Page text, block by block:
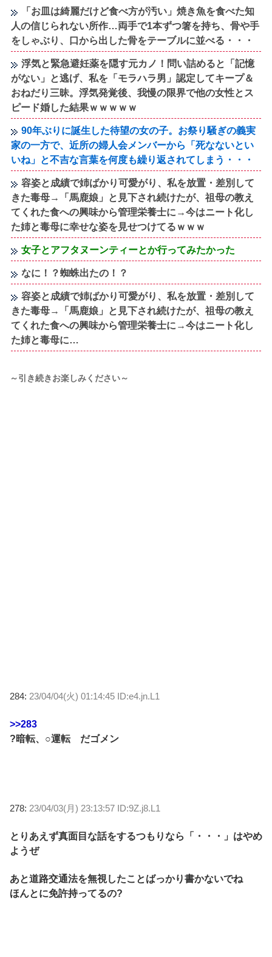
「お皿は綺麗だけど食べ方が汚い」焼き魚を食べた知
人の信じられない所作…両手で1本ずつ箸を持ち、骨や手
をしゃぶり、口から出した骨をテーブルに並べる・・・
浮気と緊急避妊薬を隠す元カノ！問い詰めると「記憶
がない」と逃げ、私を「モラハラ男」認定してキープ＆
おねだり三昧。浮気発覚後、我慢の限界で他の女性とス
ピード婚した結果ｗｗｗｗｗ
90年ぶりに誕生した待望の女の子。お祭り騒ぎの義実
家の一方で、近所の婦人会メンバーから「死なないとい
いね」と不吉な言葉を何度も繰り返されてしまう・・・
容姿と成績で姉ばかり可愛がり、私を放置・差別して
きた毒母→「馬鹿娘」と見下され続けたが、祖母の教え
てくれた食への興味から管理栄養士に→今はニート化し
た姉と毒母に幸せな姿を見せつけてるｗｗｗ
女子とアフタヌーンティーとか行ってみたかった
なに！？蜘蛛出たの！？
容姿と成績で姉ばかり可愛がり、私を放置・差別して
きた毒母→「馬鹿娘」と見下され続けたが、祖母の教え
てくれた食への興味から管理栄養士に→今はニート化し
た姉と毒母に…
～引き続きお楽しみください～
284: 23/04/04(火) 01:14:45 ID:e4.jn.L1
>>283
?暗転、○運転 だゴメン
278: 23/04/03(月) 23:13:57 ID:9Z.j8.L1
とりあえず真面目な話をするつもりなら「・・・」はやめ
ようぜ
あと道路交通法を無視したことばっかり書かないでね
ほんとに免許持ってるの?